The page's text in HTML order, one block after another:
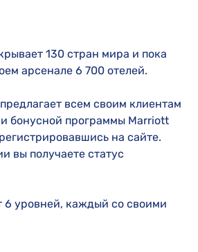
130 стран мира и пока
арсенале 6 700 отелей.
всем своим клиентам
бонусной программы Marriott
на сайте.
вы получаете статус
6 уровней, каждый со своими